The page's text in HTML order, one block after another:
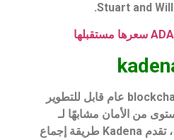
تهدف Kadena إلى بناء blockchain عام قابل للتطوير
من الأمان مشابهًا لـ
Bitcoin. لدعم هذه الرؤية ، تقدم Kadena طريقة إجماع